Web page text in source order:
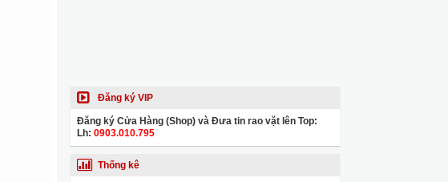
Đăng ký VIP
Đăng ký Cửa Hàng (Shop) và Đưa tin rao vặt lên Top:
Lh: 0903.010.795
Thống kê